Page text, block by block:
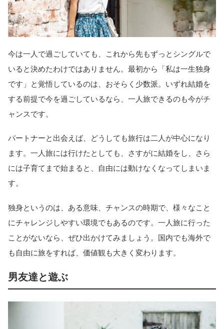
今は一人で過ごしていても、これから先もずっとシングルで
いると決めたわけではありません。最初から「私は一生独身
です」と覚悟しているのは、おそらく少数派。いずれ結婚を
する前提で今を過ごしているなら、一人旅できるのも今がチ
ャンスです。
パートナーと出会えば、どうしても旅行は二人が中心になり
ます。一人旅には行けたとしても、さすがに結婚をし、さら
には子育てまで始まると、自由には動けなくなってしまいま
す。
独身というのは、ある意味、チャンスの時期で、様々なこと
にチャレンジしやすい環境でもあるのです。一人旅に行った
ことがないなら、ぜひ出かけてみましょう。国内でも海外で
も自由に旅をすれば、価値観も大きく変わります。
男友達と遊ぶ